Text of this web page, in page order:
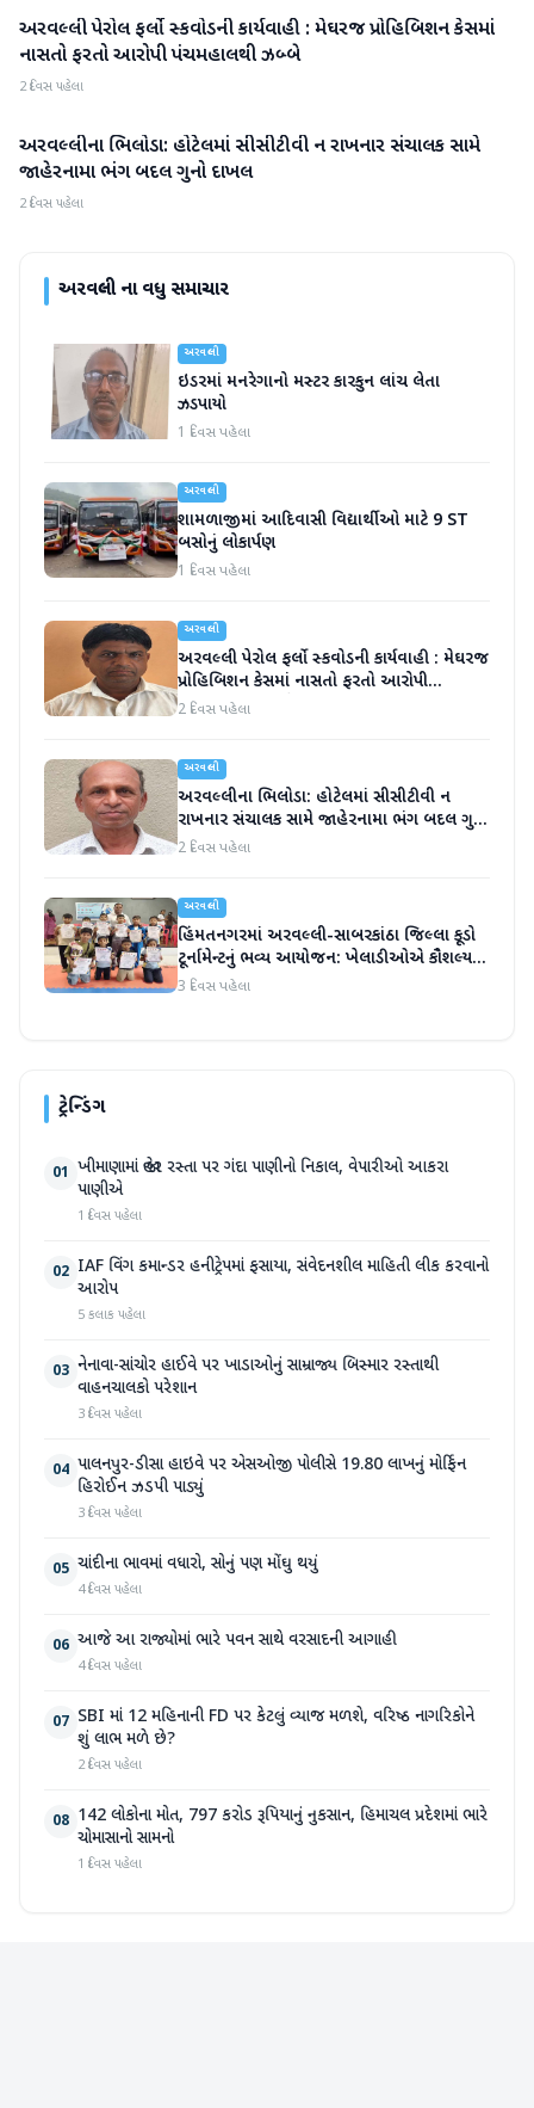
અરવલ્લી
અરવલ્લી પેરોલ ફર્લો સ્કવોડની કાર્યવાહી : મેઘરજ પ્રોહિબિશન કેસમાં
નાસતો ફરતો આરોપી પંચમહાલથી ઝબ્બે
2 દિવસ પહેલા
અરવલ્લી
અરવલ્લીના ભિલોડા: હોટેલમાં સીસીટીવી ન રાખનાર સંચાલક સામે
જાહેરનામા ભંગ બદલ ગુનો દાખલ
2 દિવસ પહેલા
અરવલ્લીના વધુ સમાચાર
અરવલ્લી
ઇડરમાં મનરેગાનો મસ્ટર કારકુન લાંચ લેતા
ઝડપાયો
1 દિવસ પહેલા
અરવલ્લી
શામળાજીમાં આદિવાસી વિદ્યાર્થીઓ માટે 9 ST
બસોનું લોકાર્પણ
1 દિવસ પહેલા
અરવલ્લી
અરવલ્લી પેરોલ ફર્લો સ્કવોડની કાર્યવાહી : મેઘરજ
પ્રોહિબિશન કેસમાં નાસતો ફરતો આરોપી
પંચમહાલથી ઝબ્બે
2 દિવસ પહેલા
અરવલ્લી
અરવલ્લીના ભિલોડા: હોટેલમાં સીસીટીવી ન
રાખનાર સંચાલક સામે જાહેરનામા ભંગ બદલ ગુનો
દાખલ
2 દિવસ પહેલા
અરવલ્લી
હિંમતનગરમાં અરવલ્લી-સાબરકાંઠા જિલ્લા કૂડો
ટૂર્નામેન્ટનું ભવ્ય આયોજન: ખેલાડીઓએ કૌશલ્ય
પ્રતિભા બતાવી
3 દિવસ પહેલા
ટ્રેન્ડિંગ
01 ખીમાણામાં જાહેર રસ્તા પર ગંદા પાણીનો નિકાલ, વેપારીઓ આકરા
પાણીએ
1 દિવસ પહેલા
02 IAF વિંગ કમાન્ડર હનીટ્રેપમાં ફસાયા, સંવેદનશીલ માહિતી લીક કરવાનો
આરોપ
5 કલાક પહેલા
03 નેનાવા-સાંચોર હાઈવે પર ખાડાઓનું સામ્રાજ્ય બિસ્માર રસ્તાથી
વાહનચાલકો પરેશાન
3 દિવસ પહેલા
04 પાલનપુર-ડીસા હાઇવે પર એસઓજી પોલીસે 19.80 લાખનું મોર્ફિન
હિરોઈન ઝડપી પાડ્યું
3 દિવસ પહેલા
05 ચાંદીના ભાવમાં વધારો, સોનું પણ મોંઘુ થયું
4 દિવસ પહેલા
06 આજે આ રાજ્યોમાં ભારે પવન સાથે વરસાદની આગાહી
4 દિવસ પહેલા
07 SBI માં 12 મહિનાની FD પર કેટલું વ્યાજ મળશે, વરિષ્ઠ નાગરિકોને
શું લાભ મળે છે?
2 દિવસ પહેલા
08 142 લોકોના મોત, 797 કરોડ રૂપિયાનું નુકસાન, હિમાચલ પ્રદેશમાં ભારે
ચોમાસાનો સામનો
1 દિવસ પહેલા